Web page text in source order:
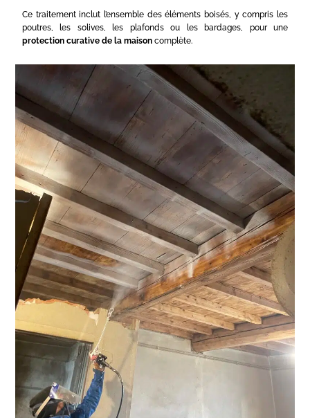
Ce traitement inclut l’ensemble des éléments boisés, y compris les
poutres, les solives, les plafonds ou les bardages, pour une
protection curative de la maison complète.